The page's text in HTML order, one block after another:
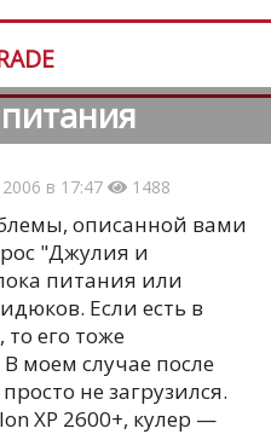
в 17:47 1488
описанной вами
"Джулия и
питания или
Если есть в
его тоже
моем случае после
не загрузился.
XP 2600+, кулер —